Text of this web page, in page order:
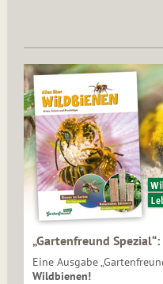
„Gartenfreund
Eine Ausgabe
Wildbienen!